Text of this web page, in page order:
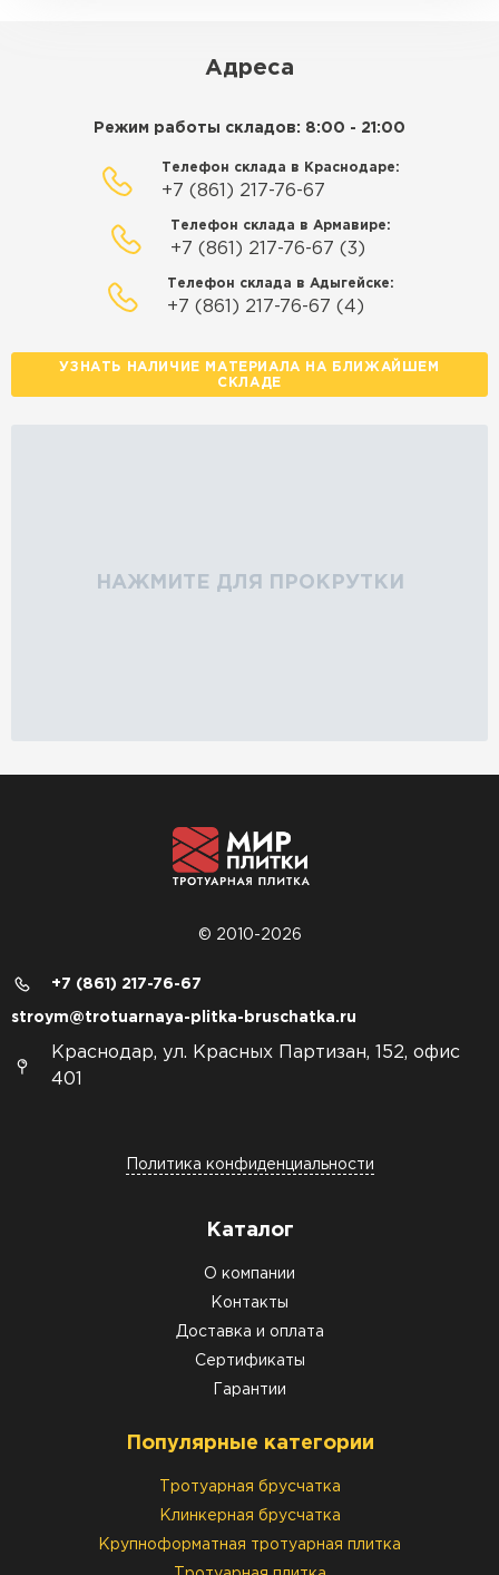
Адреса
Режим работы складов: 8:00 - 21:00
Телефон склада в Краснодаре:
+7 (861) 217-76-67
Телефон склада в Армавире:
+7 (861) 217-76-67 (3)
Телефон склада в Адыгейске:
+7 (861) 217-76-67 (4)
УЗНАТЬ НАЛИЧИЕ МАТЕРИАЛА НА БЛИЖАЙШЕМ
СКЛАДЕ
НАЖМИТЕ ДЛЯ ПРОКРУТКИ
© 2010-2026
+7 (861) 217-76-67
stroym@trotuarnaya-plitka-bruschatka.ru
Краснодар, ул. Красных Партизан, 152, офис
401
Политика конфиденциальности
Каталог
О компании
Контакты
Доставка и оплата
Сертификаты
Гарантии
Популярные категории
Тротуарная брусчатка
Клинкерная брусчатка
Крупноформатная тротуарная плитка